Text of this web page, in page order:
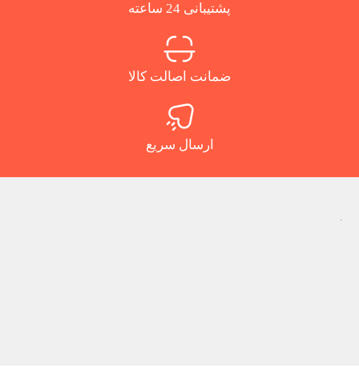
پشتیبانی 24 ساعته
ضمانت اصالت کالا
ارسال سریع
.